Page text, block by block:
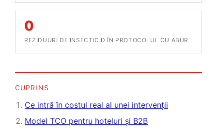
0
REZIDUURI DE INSECTICID ÎN PROTOCOLUL CU ABUR
CUPRINS
Ce intră în costul real al unei intervenții
Model TCO pentru hoteluri și B2B